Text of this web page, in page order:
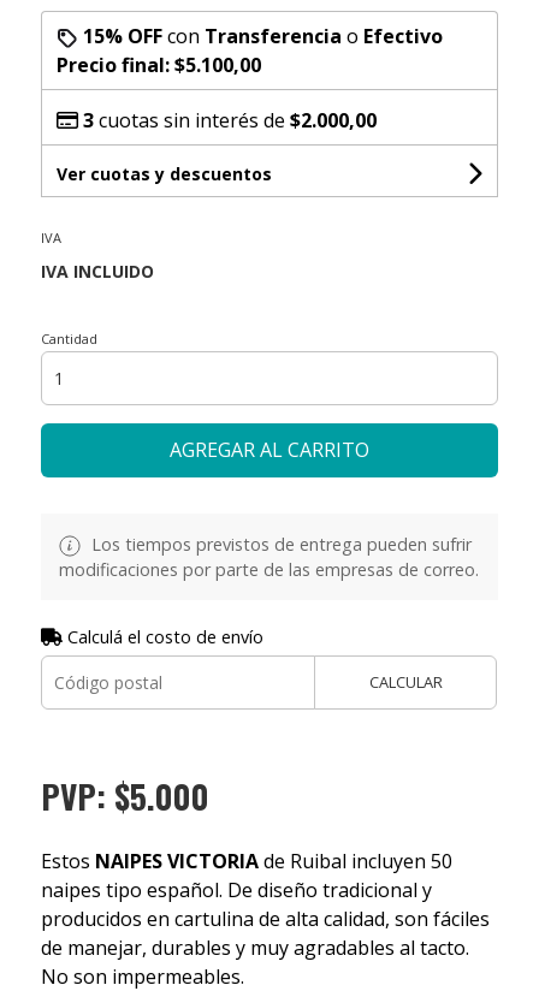
15% OFFcon Transferencia o Efectivo
Precio final:$5.100,00
3cuotas sin interés de $2.000,00
Ver cuotas y descuentos
IVA
Cantidad
AGREGAR AL CARRITO
Los tiempos previstos de entrega pueden sufrir
modificaciones por parte de las empresas de correo.
Calculá el costo de envío
CALCULAR
PVP: $5.000
Estos NAIPES VICTORIAde Ruibal incluyen 50
naipes tipo español. De diseño tradicional y
producidos en cartulina de alta calidad, son fáciles
de manejar, durables y muy agradables al tacto.
No son impermeables.